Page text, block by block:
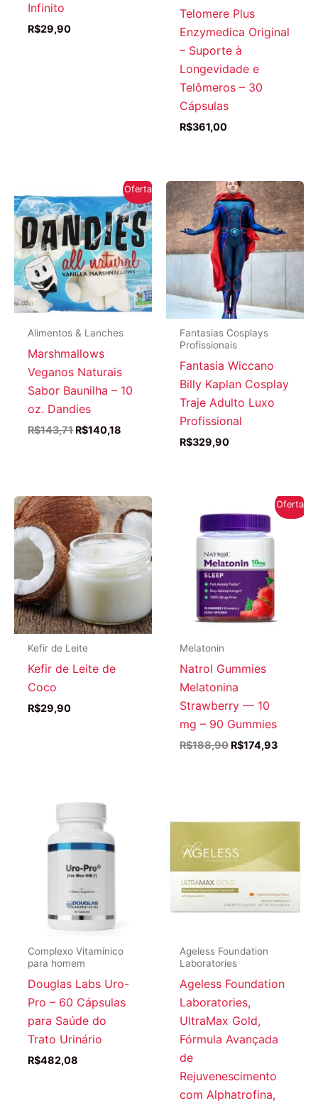
Infinito
R$29,90
Telomere Plus
Enzymedica Original
– Suporte à
Longevidade e
Telômeros – 30
Cápsulas
R$361,00
Oferta!
Alimentos & Lanches
Marshmallows
Veganos Naturais
Sabor Baunilha – 10
oz. Dandies
R$143,71 O
R$140,18
Fantasias Cosplays
Profissionais
Fantasia Wiccano
Billy Kaplan Cosplay
Traje Adulto Luxo
Profissional
R$329,90
Kefir de Leite
Kefir de Leite de
Coco
R$29,90
Oferta!
Melatonin
Natrol Gummies
Melatonina
Strawberry — 10
mg – 90 Gummies
R$188,90 O
R$174,93O
Complexo Vitamínico
para homem
Douglas Labs Uro-
Pro – 60 Cápsulas
para Saúde do
Trato Urinário
R$482,08
Ageless Foundation
Laboratories
Ageless Foundation
Laboratories,
UltraMax Gold,
Fórmula Avançada
de
Rejuvenescimento
com Alphatrofina,